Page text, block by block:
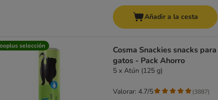
Añadir a la cesta
selección
Cosma Snackies snacks para
gatos - Pack Ahorro
5 x Atún (125 g)
Valorar: 4.7/5 (3887)